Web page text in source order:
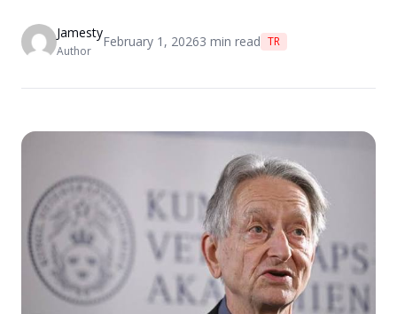
Jamesty
Author
February 1, 20263 min read TR